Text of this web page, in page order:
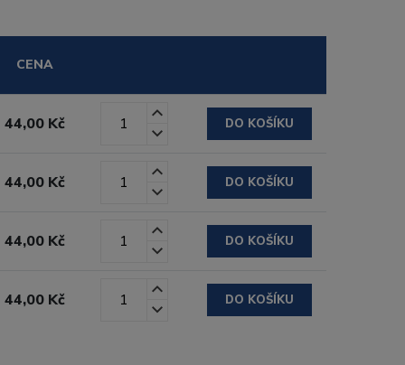
CENA
44,00 Kč DO KOŠÍKU
44,00 Kč DO KOŠÍKU
44,00 Kč DO KOŠÍKU
44,00 Kč DO KOŠÍKU